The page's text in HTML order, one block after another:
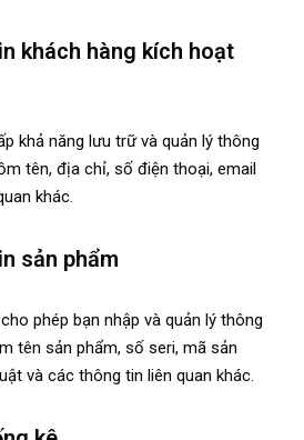
khách hàng kích hoạt
khả năng lưu trữ và quản lý thông
tên, địa chỉ, số điện thoại, email
khác.
sản phẩm
phép bạn nhập và quản lý thông
tên sản phẩm, số seri, mã sản
và các thông tin liên quan khác.